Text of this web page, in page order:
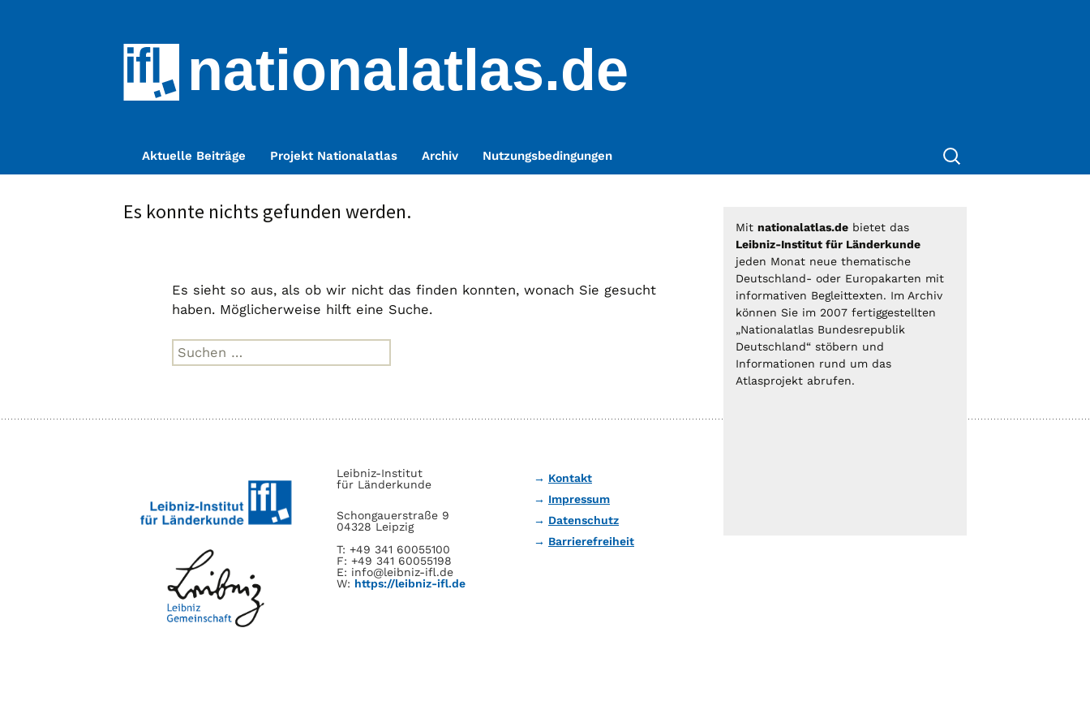
nationalatlas.de
Aktuelle Beiträge Projekt Nationalatlas Archiv Nutzungsbedingungen
Suche
nach:
Es konnte nichts gefunden werden.
Es sieht so aus, als ob wir nicht das finden konnten, wonach Sie gesucht
haben. Möglicherweise hilft eine Suche.
Suche
nach:
Mit nationalatlas.de bietet das
Leibniz-Institut für Länderkunde
jeden Monat neue thematische
Deutschland- oder Europakarten mit
informativen Begleittexten. Im Archiv
können Sie im 2007 fertiggestellten
„Nationalatlas Bundesrepublik
Deutschland“ stöbern und
Informationen rund um das
Atlasprojekt abrufen.
Leibniz-Institut
für Länderkunde
Schongauerstraße 9
04328 Leipzig
T: +49 341 60055100
F: +49 341 60055198
E: info@leibniz-ifl.de
W: https://leibniz-ifl.de
Kontakt
Impressum
Datenschutz
Barrierefreiheit